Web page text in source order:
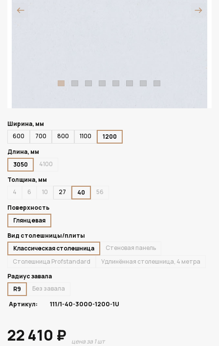
Ширина, мм
600
700 800 1100
1200
Длина, мм
3050
4100
Толщина, мм
4
6 10 27 40
56
Поверхность
Глянцевая
Вид столешницы/плиты
Классическая столешница
Стеновая панель
Столешница Profstandard
Удлинённая столешница, 4 метра
Радиус завала
R9
Без завала
Артикул:
111/1-40-3000-1200-1U
22 410 ₽ цена за 1 шт